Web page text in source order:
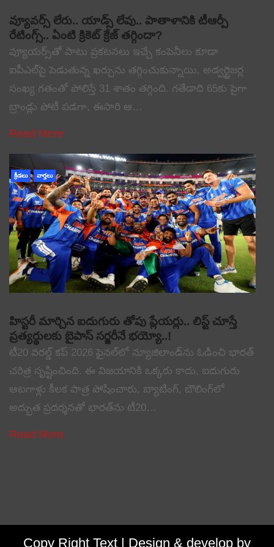
వ్యూవర్స్ లేరు.. యాడ్స్ లేవు.. పాతాళానికి టీఆర్పీ
రేటింగ్స్.. ఏంటి క్రికెట్ క్రేజ్ తగ్గిందా?
వ్యూయర్స్‌తో పాటు ప్రకటనలు ఇచ్చే కంపెనీలు కూడా
ఐపీఎల్‌పై పెడుతున్న ఖర్చును తగ్గించుకున్నాయి. అడ్వర్టైజర్ల
సంఖ్య గతంతో పోలిస్తే 31 శాతం తగ్గింది. గతేడాది 65కు పైగా
బ్రాండ్లు పోటీ పడగా, ఈసారి ఆ…
Read More
క్రీడలు వార్తలు
హిస్టరీ మార్చిన ఐదుగురు తోపు ప్లేయర్లు.. లిస్ట్ చూస్తే
ప్రత్యర్థులకు బైపాస్ సర్జరీనే భయ్యో..!
టీ20 వరల్డ్ కప్ 2026 ఫైనల్‌లో న్యూజిలాండ్‌ను ఓడించి భారత్
చరిత్ర సృష్టించింది. ఈ విజయానికి ఒక్కరు కాదు, ఐదుగురు
ఆటగాళ్లు కీలక పాత్ర పోషించారు. బ్యాటింగ్, బౌలింగ్‌లో
అద్భుత ప్రదర్శనతో భారత్‌ను టీ20…
Read More
Copy Right Text | Design & develop by